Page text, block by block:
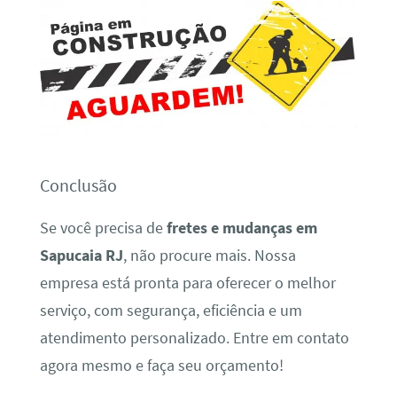
Conclusão
Se você precisa defretes e mudanças em
Sapucaia RJ, não procure mais. Nossa
empresa está pronta para oferecer o melhor
serviço, com segurança, eficiência e um
atendimento personalizado. Entre em contato
agora mesmo e faça seu orçamento!